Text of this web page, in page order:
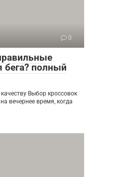
0
бега? полный
Выбор кроссовок
вечернее время, когда